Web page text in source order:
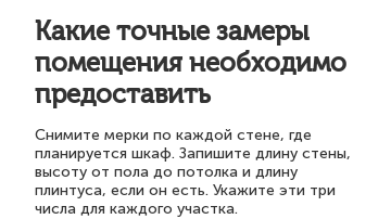
Какие точные замеры
помещения необходимо
предоставить
Снимите мерки по каждой стене, где
планируется шкаф. Запишите длину стены,
высоту от пола до потолка и длину
плинтуса, если он есть. Укажите эти три
числа для каждого участка.